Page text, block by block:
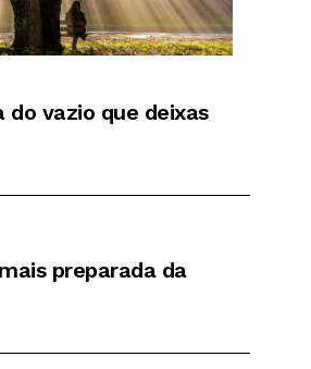
do vazio que deixas
preparada da